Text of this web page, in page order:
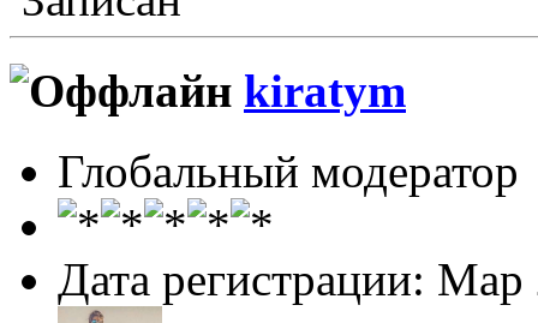
kiratym
Глобальный модератор
Дата регистрации: Мар